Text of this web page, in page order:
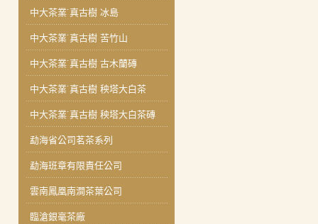
中大茶業˙真古樹 冰島
中大茶業˙真古樹 苦竹山
中大茶業˙真古樹 古木蘭磚
中大茶業˙真古樹 秧塔大白茶
中大茶業˙真古樹 秧塔大白茶磚
勐海省公司茗茶系列
勐海班章有限責任公司
雲南鳳凰南澗茶葉公司
臨滄銀毫茶廠